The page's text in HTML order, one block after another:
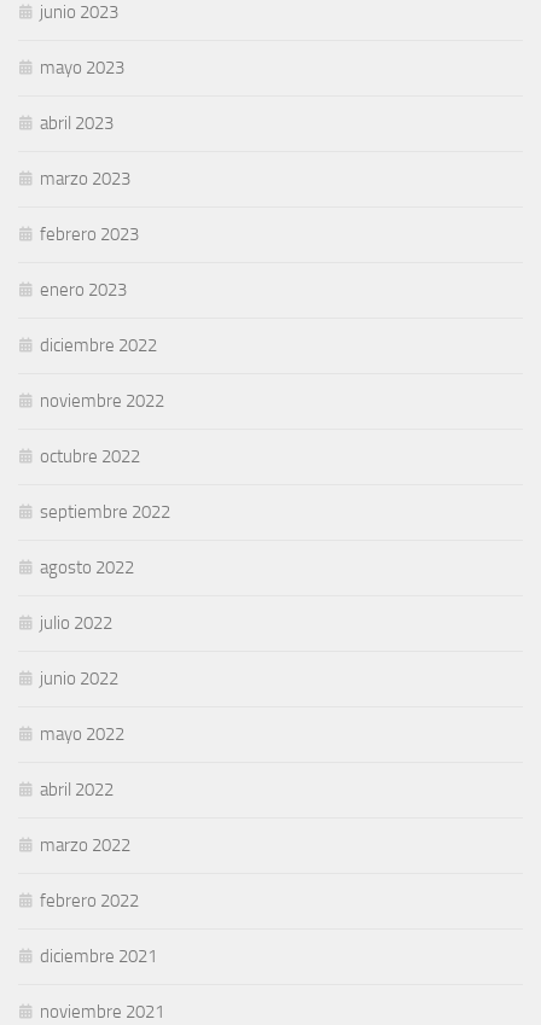
junio 2023
mayo 2023
abril 2023
marzo 2023
febrero 2023
enero 2023
diciembre 2022
noviembre 2022
octubre 2022
septiembre 2022
agosto 2022
julio 2022
junio 2022
mayo 2022
abril 2022
marzo 2022
febrero 2022
diciembre 2021
noviembre 2021